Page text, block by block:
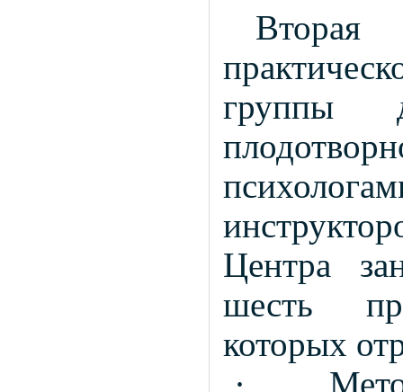
группы
Центра
шесть
которых
·